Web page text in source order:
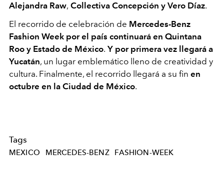
Alejandra Raw, Collectiva Concepción y Vero Díaz.
El recorrido de celebración de Mercedes-Benz
Fashion Week por el país continuará en Quintana
Roo y Estado de México. Y por primera vez llegará a
Yucatán, un lugar emblemático lleno de creatividad y
cultura. Finalmente, el recorrido llegará a su fin en
octubre en la Ciudad de México.
Tags
MEXICO MERCEDES-BENZ FASHION-WEEK